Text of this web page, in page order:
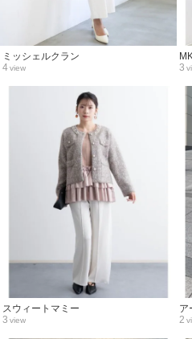
4view
ミッシェルクラン
3
3 view
スウィートマミー
2
ア